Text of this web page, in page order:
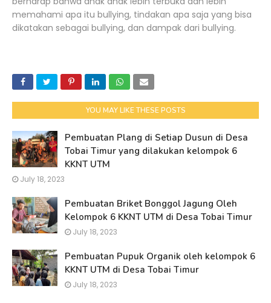
memahami apa itu bullying, tindakan apa saja yang bisa
dikatakan sebagai bullying, dan dampak dari bullying.
YOU MAY LIKE THESE POSTS
Pembuatan Plang di Setiap Dusun di Desa
Tobai Timur yang dilakukan kelompok 6
KKNT UTM
July 18, 2023
Pembuatan Briket Bonggol Jagung Oleh
Kelompok 6 KKNT UTM di Desa Tobai Timur
July 18, 2023
Pembuatan Pupuk Organik oleh kelompok 6
KKNT UTM di Desa Tobai Timur
July 18, 2023